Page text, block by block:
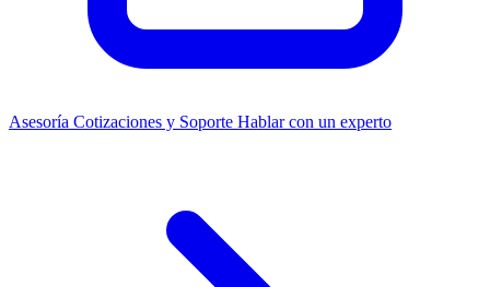
Asesoría Cotizaciones y Soporte Hablar con un experto